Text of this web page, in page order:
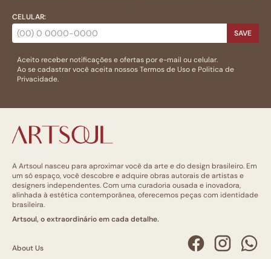
CELULAR:
SAVE
Aceito receber notificações e ofertas por e-mail ou celular.
Ao se cadastrar você aceita nossosTermos de Usoe Politica de
Privacidade.
A Artsoul nasceu para aproximar você da arte e do design brasileiro. Em
um só espaço, você descobre e adquire obras autorais de artistas e
designers independentes. Com uma curadoria ousada e inovadora,
alinhada à estética contemporânea, oferecemos peças com identidade
brasileira.
Artsoul, o extraordinário em cada detalhe.
About Us